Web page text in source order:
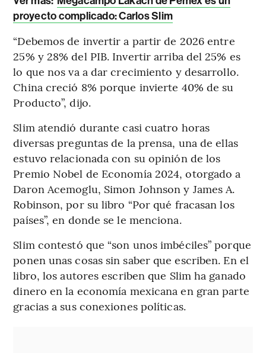
proyecto complicado: Carlos Slim
“Debemos de invertir a partir de 2026 entre
25% y 28% del PIB. Invertir arriba del 25% es
lo que nos va a dar crecimiento y desarrollo.
China creció 8% porque invierte 40% de su
Producto”, dijo.
Slim atendió durante casi cuatro horas
diversas preguntas de la prensa, una de ellas
estuvo relacionada con su opinión de los
Premio Nobel de Economía 2024, otorgado a
Daron Acemoglu, Simon Johnson y James A.
Robinson, por su libro “Por qué fracasan los
países”, en donde se le menciona.
Slim contestó que “son unos imbéciles” porque
ponen unas cosas sin saber que escriben. En el
libro, los autores escriben que Slim ha ganado
dinero en la economía mexicana en gran parte
gracias a sus conexiones políticas.